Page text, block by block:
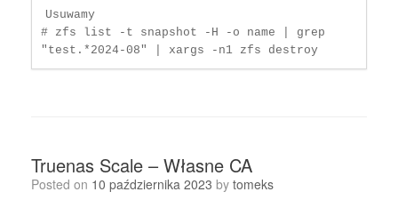
Usuwamy
# zfs list -t snapshot -H -o name | grep
"test.*2024-08" | xargs -n1 zfs destroy
Truenas Scale – Własne CA
Posted on 10 października 2023 by tomeks